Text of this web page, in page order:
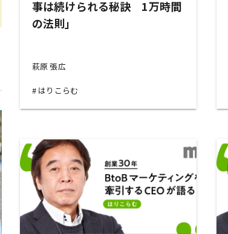
事は続けられる秘訣 1万時間
の法則」
萩原 張広
はりこらむ